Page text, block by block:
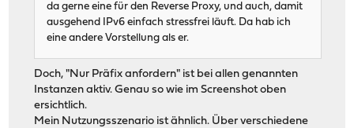
da gerne eine für den Reverse Proxy, und auch, damit
ausgehend IPv6 einfach stressfrei läuft. Da hab ich
eine andere Vorstellung als er.
Doch, "Nur Präfix anfordern" ist bei allen genannten
Instanzen aktiv. Genau so wie im Screenshot oben
ersichtlich.
Mein Nutzungsszenario ist ähnlich. Über verschiedene